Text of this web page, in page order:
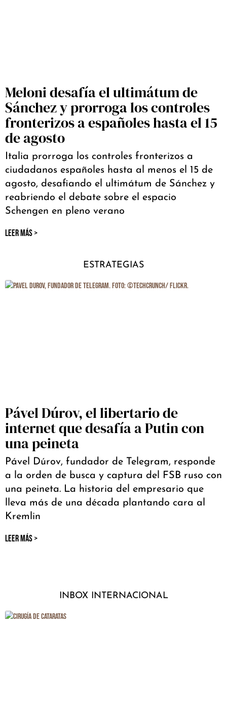
Meloni desafía el ultimátum de
Sánchez y prorroga los controles
fronterizos a españoles hasta el 15
de agosto
Italia prorroga los controles fronterizos a
ciudadanos españoles hasta al menos el 15 de
agosto, desafiando el ultimátum de Sánchez y
reabriendo el debate sobre el espacio
Schengen en pleno verano
LEER MÁS >
ESTRATEGIAS
Pável Dúrov, el libertario de
internet que desafía a Putin con
una peineta
Pável Dúrov, fundador de Telegram, responde
a la orden de busca y captura del FSB ruso con
una peineta. La historia del empresario que
lleva más de una década plantando cara al
Kremlin
LEER MÁS >
INBOX INTERNACIONAL